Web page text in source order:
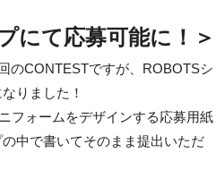
にて応募可能に！＞
のCONTESTですが、ROBOTSシ
りました！
フォームをデザインする応募用紙
中で書いてそのまま提出いただ